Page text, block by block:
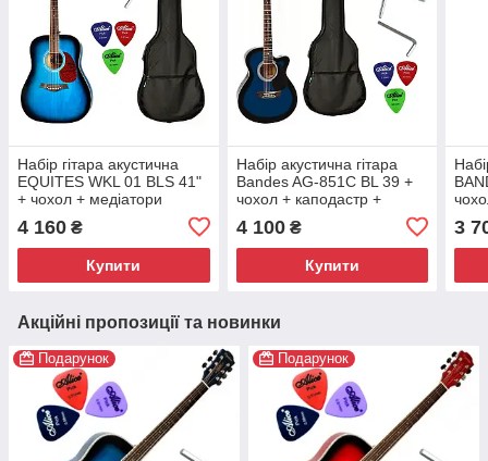
Набір гітара акустична
EQUITES WKL 01 BLS 41"
+ чохол + медіатори
4 160 ₴
Купити
Набір акустична гітара
Bandes AG-851C BL 39 +
чохол + каподастр +
4 100₴
Купити
3
Акційні пропозиції та новинки
Подарунок Подарунок